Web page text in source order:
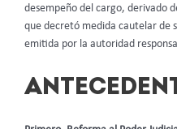
desempeño del cargo, derivado
que decretó medida cautelar de
emitida por la autoridad